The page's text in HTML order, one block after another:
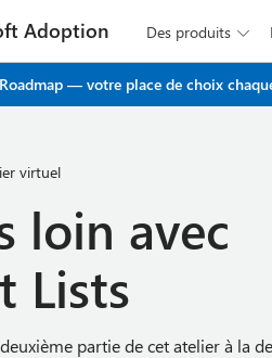
Adoption Des produits 
— votre place de choix
virtuel
loin avec
Lists
partie de cet atelier à la